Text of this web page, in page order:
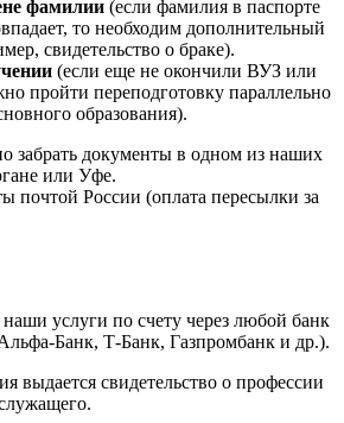
фамилии (если фамилия в паспорте
то необходим дополнительный
свидетельство о браке).
(если еще не окончили ВУЗ или
пройти переподготовку параллельно
образования).
забрать документы в одном из наших
или Уфе.
почтой России (оплата пересылки за
услуги по счету через любой банк
Банк, Т-Банк, Газпромбанк и др.).
выдается свидетельство о профессии